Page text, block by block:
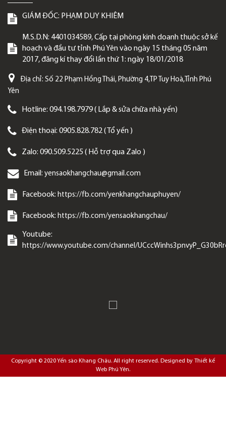
GIÁM ĐỐC: PHẠM DUY KHIÊM
M.S.D.N: 4401034589, Cấp tại phòng kinh doanh thuộc sở kế
hoạch và đầu tư tỉnh Phú Yên vào ngày 15 tháng 05 năm
2017, đăng kí thay đổi lần thứ 1: ngày 18/01/2018
Địa chỉ: Số 22 Phạm Hồng Thái, Phường 4,TP Tuy Hoà,Tỉnh Phú
Yên
Hotline: 094.198.7979 ( Lắp & sửa chữa nhà yến)
Điện thoại: 0905.828.782 ( Tổ yến )
Zalo: 090.509.5225 ( Hỗ trợ qua Zalo )
Email: yensaokhangchau@gmail.com
Facebook: https://fb.com/yenkhangchauphuyen/
Facebook: https://fb.com/yensaokhangchau/
Youtube:
https://www.youtube.com/channel/
Copyright © 2020Yến sào Khang Châu. All right reserved. Designed by Thiết kế
Web Phú Yên.